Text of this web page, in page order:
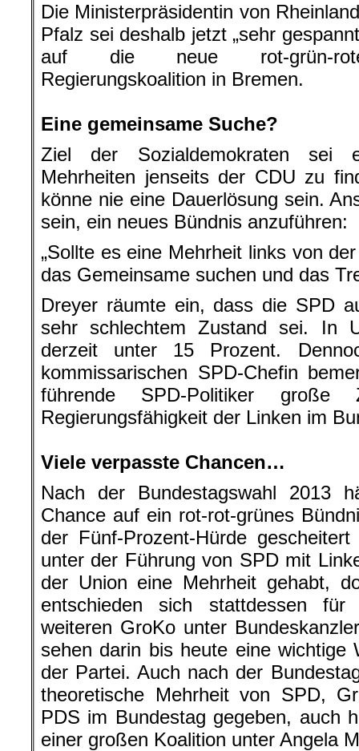
Die Ministerpräsidentin von
Pfalz sei deshalb jetzt „sehr
auf die neue rot-grün-
Regierungskoalition in Bremen.
Eine gemeinsame Suche?
Ziel der Sozialdemokraten sei
Mehrheiten jenseits der CDU zu
könne nie eine Dauerlösung sein.
sein, ein neues Bündnis anzuführen:
„Sollte es eine Mehrheit links von
das Gemeinsame suchen und das
Dreyer räumte ein, dass die SPD
sehr schlechtem Zustand sei. In
derzeit unter 15 Prozent.
kommissarischen SPD-Chefin
führende SPD-Politiker
Regierungsfähigkeit der Linken im
Viele verpasste Chancen…
Nach der Bundestagswahl 2013
Chance auf ein rot-rot-grünes
der Fünf-Prozent-Hürde
unter der Führung von SPD mit
der Union eine Mehrheit gehabt,
entschieden sich stattdessen
weiteren GroKo unter
sehen darin bis heute eine wichtige
der Partei. Auch nach der
theoretische Mehrheit von SPD,
PDS im Bundestag gegeben, auch
einer großen Koalition unter Angela